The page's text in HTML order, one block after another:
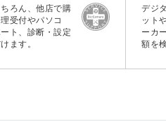
ろん、他店で購
受付やパソコ
ト、診断・設定
ます。
デジ
ット
ーカ
額を